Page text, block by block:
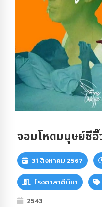
จอมโหดมนุษย์ซีอิ๊
31 สิงหาคม 2567
โรงศาลาศีนิมา
2543